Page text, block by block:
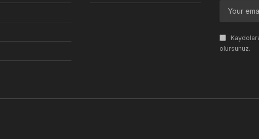
olursunuz.